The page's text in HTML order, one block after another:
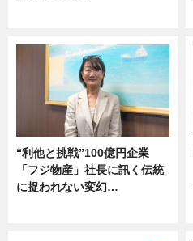
“利他と挑戦”100億円企業
「フジ物産」社長に訊く伝統
に捉われない変幻…